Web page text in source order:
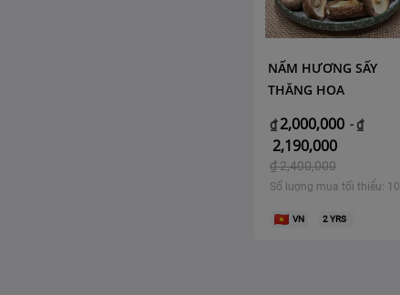
NẤM HƯƠNG SẤY
THĂNG HOA
₫2,000,000 -₫
2,190,000
₫2,400,000
Số lượng mua tối thiểu: 10
VN 2YRS